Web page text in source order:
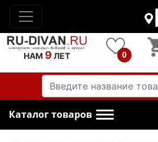
НАМ 9 ЛЕТ 0
Каталог товаров